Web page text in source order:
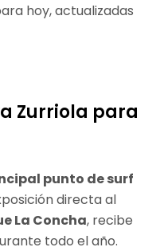
hoy, actualizadas
Zurriola para
punto de surf
directa al
La Concha, recibe
todo el año.